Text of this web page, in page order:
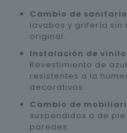
Cambio de
lavabos y grifería sin
original.
Instalación de
Revestimiento de
resistentes a la
decorativos.
Cambio de
suspendidos o de
paredes.